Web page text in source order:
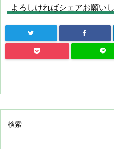
よろしければシェアお願い
検索